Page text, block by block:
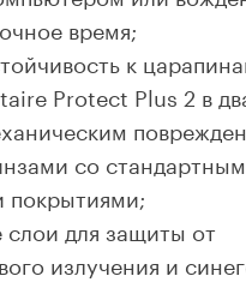
время;
к
Protect Plus 2 в
со
покрытиями;
для защиты от
излучения и